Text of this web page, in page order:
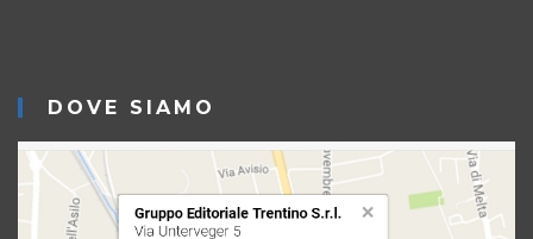
DOVE SIAMO